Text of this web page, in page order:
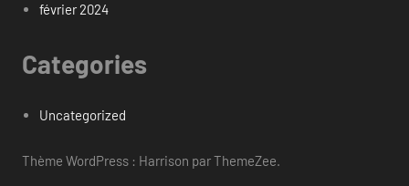
février 2024
Categories
Uncategorized
Thème WordPress : Harrison par ThemeZee.